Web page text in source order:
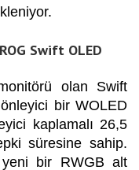
Swift OLED
olan Swift
bir WOLED
kaplamalı 26,5
süresine sahip.
bir RWGB alt